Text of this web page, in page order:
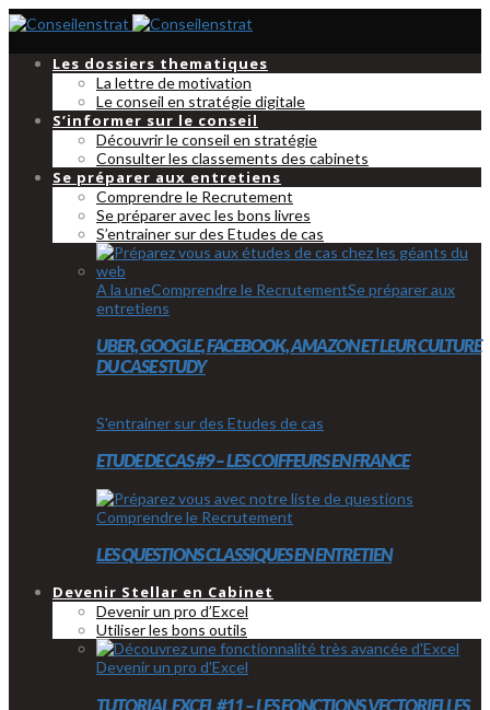
Les dossiers thematiques
La lettre de motivation
Le conseil en stratégie digitale
S’informer sur le conseil
Découvrir le conseil en stratégie
Consulter les classements des cabinets
Se préparer aux entretiens
Comprendre le Recrutement
Se préparer avec les bons livres
S’entrainer sur des Etudes de cas
A la uneComprendre le RecrutementSe préparer aux
entretiens
UBER, GOOGLE, FACEBOOK, AMAZON ET LEUR CULTURE
DU CASE STUDY
S'entrainer sur des Etudes de cas
ETUDE DE CAS #9 – LES COIFFEURS EN FRANCE
Comprendre le Recrutement
LES QUESTIONS CLASSIQUES EN ENTRETIEN
Devenir Stellar en Cabinet
Devenir un pro d’Excel
Utiliser les bons outils
Devenir un pro d'Excel
TUTORIAL EXCEL #11 – LES FONCTIONS VECTORIELLES